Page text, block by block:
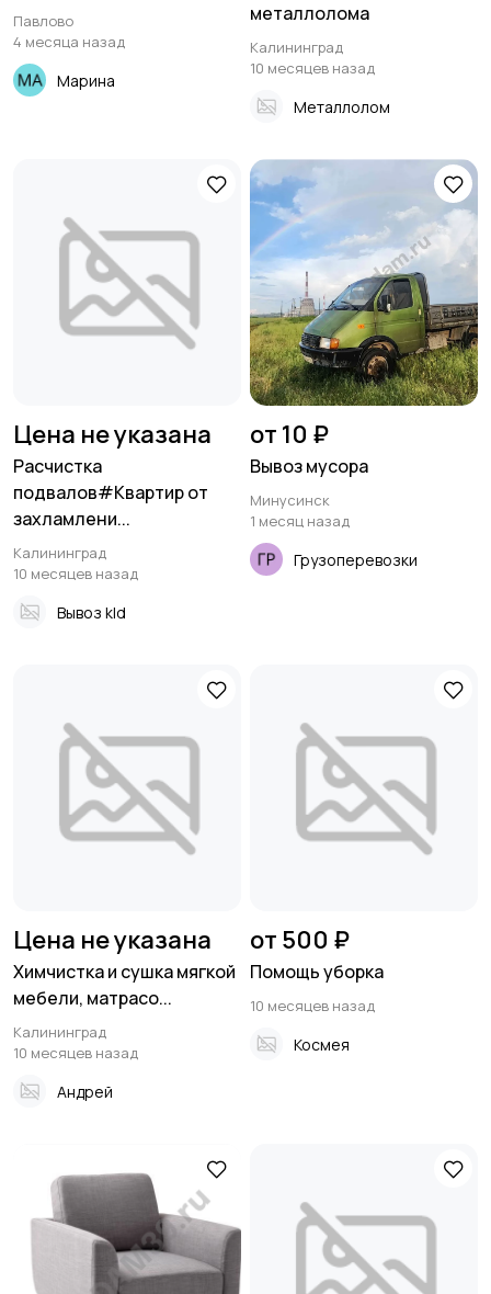
Павлово
4 месяца назад
Марина
металлолома
Калининград
10 месяцев назад
Металлолом
Цена не указана
Расчистка
подвалов#Квартир от
захламлени...
Калининград
10 месяцев назад
Вывоз kld
от 10 ₽
Вывоз мусора
Минусинск
1 месяц назад
Грузоперевозки
Цена не указана
Химчистка и сушка мягкой
мебели, матрасо...
Калининград
10 месяцев назад
Андрей
от 500 ₽
Помощь уборка
10 месяцев назад
Космея